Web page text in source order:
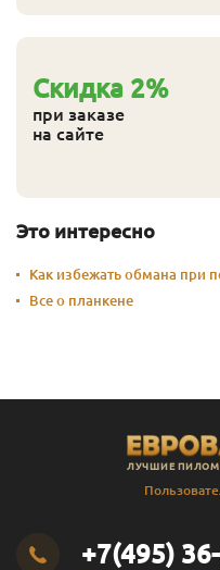
Cкидка 2%
при заказе
на сайте
Это интересно
Как избежать обмана при
Все о планкене
ЛУЧШИЕ
+7(495)